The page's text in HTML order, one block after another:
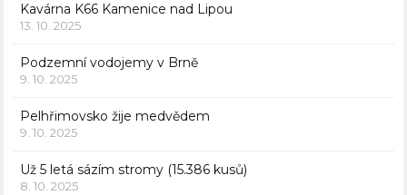
Kavárna K66 Kamenice nad Lipou
13. 10. 2025
Podzemní vodojemy v Brně
9. 10. 2025
Pelhřimovsko žije medvědem
9. 10. 2025
Už 5 letá sázím stromy (15.386 kusů)
8. 10. 2025